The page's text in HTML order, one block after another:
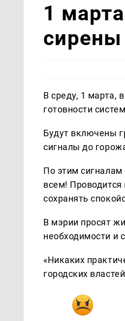
1
сирены
В среду, 1 марта,
готовности
Будут включены
сигналы до
По этим
всем!
сохранять
В мэрии просят
необходимости и
«Никаких
городских